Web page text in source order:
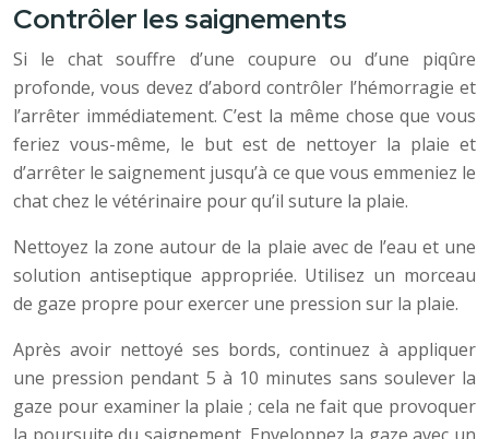
Contrôler les saignements
Si le chat souffre d’une coupure ou d’une piqûre
profonde, vous devez d’abord contrôler l’hémorragie et
l’arrêter immédiatement. C’est la même chose que vous
feriez vous-même, le but est de nettoyer la plaie et
d’arrêter le saignement jusqu’à ce que vous emmeniez le
chat chez le vétérinaire pour qu’il suture la plaie.
Nettoyez la zone autour de la plaie avec de l’eau et une
solution antiseptique appropriée. Utilisez un morceau
de gaze propre pour exercer une pression sur la plaie.
Après avoir nettoyé ses bords, continuez à appliquer
une pression pendant 5 à 10 minutes sans soulever la
gaze pour examiner la plaie ; cela ne fait que provoquer